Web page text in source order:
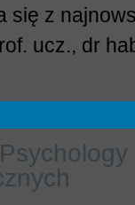
się z
ucz., dr